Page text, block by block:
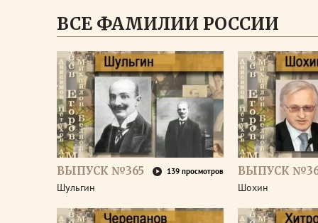
ВСЕ ФАМИЛИИ РОССИИ
ВЫПУСК №365 139 просмотров
Шульгин
ВЫПУСК
Шохин